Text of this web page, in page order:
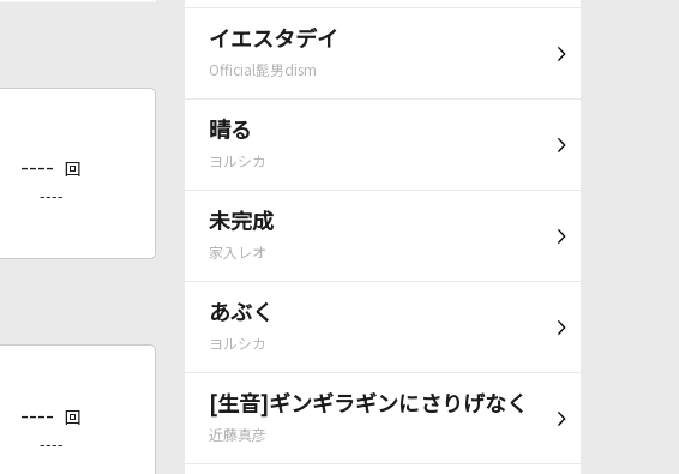
イエスタデイ
Official髭男dism
晴る
ヨルシカ
未完成
家入レオ
あぶく
ヨルシカ
[生音]ギンギラギンにさりげなく
近藤真彦
---- 回
----
---- 回
----